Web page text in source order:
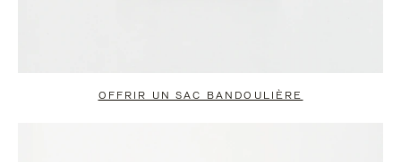
OFFRIR UN SAC BANDOULIÈRE